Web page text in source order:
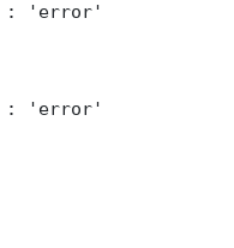
: 'error'
: 'error'